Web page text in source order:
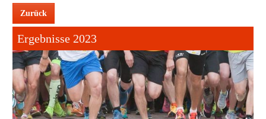
Zurück
Ergebnisse 2023